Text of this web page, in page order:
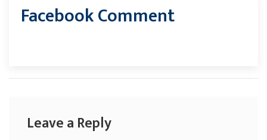
Facebook Comment
Leave a Reply